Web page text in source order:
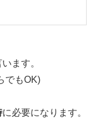
ます。
でもOK)
に必要になります。